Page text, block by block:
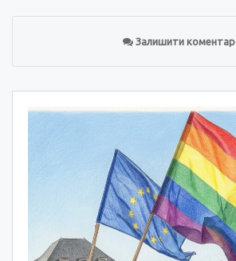
Залишити коментар